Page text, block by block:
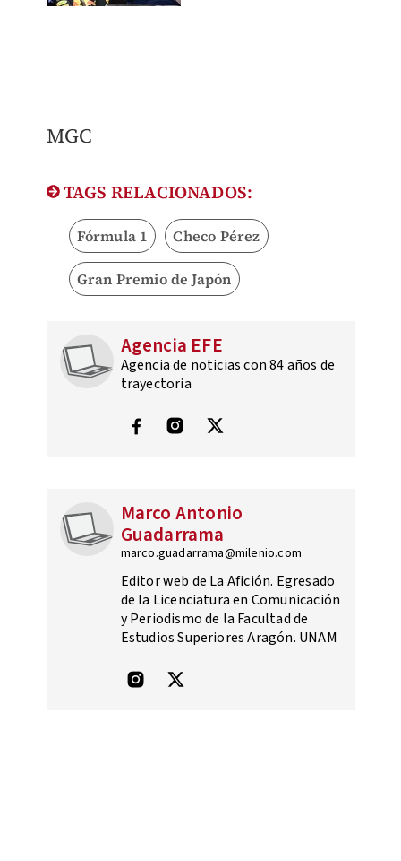
MGC
TAGS RELACIONADOS:
Fórmula 1 Checo Pérez
Gran Premio de Japón
Agencia EFE
Agencia de noticias con 84 años de
trayectoria
Marco Antonio
Guadarrama
marco.guadarrama@milenio.com
Editor web de La Afición. Egresado
de la Licenciatura en Comunicación
y Periodismo de la Facultad de
Estudios Superiores Aragón. UNAM